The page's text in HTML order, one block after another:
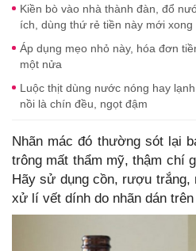
Kiền bò vào nhà thành đàn, đổ
ích, dùng thứ rẻ tiền này mới xong
Áp dụng mẹo nhỏ này, hóa đơn
một nửa
Luộc thịt dùng nước nóng hay
nồi là chín đều, ngọt đậm
Nhãn mác đó thường sót lại
trông mất thẩm mỹ, thậm chí
Hãy sử dụng cồn, rượu
xử lí vết dính do nhãn dán